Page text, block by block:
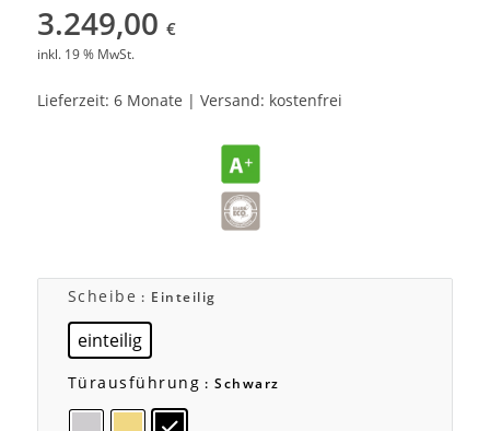
3.249,00 €
inkl. 19 % MwSt.
Lieferzeit: 6 Monate | Versand: kostenfrei
Scheibe : Einteilig
einteilig
Türausführung : Schwarz